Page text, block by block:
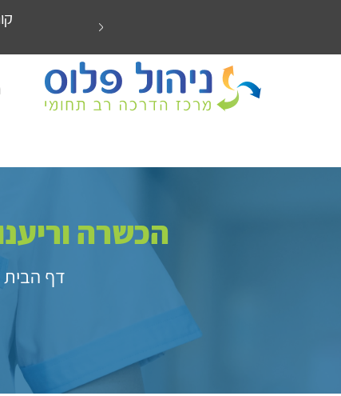
חשבונות ופיננסים במכללת ניהול פלוס אילת
הכשרה
דף הבית